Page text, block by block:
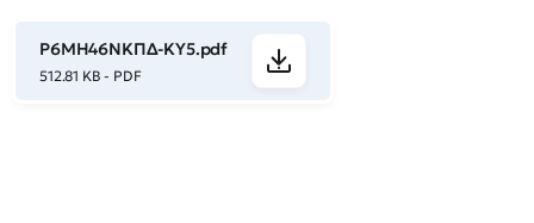
Ρ6ΜΗ46ΝΚΠΔ-ΚΥ5.pdf
512.81 KB - PDF